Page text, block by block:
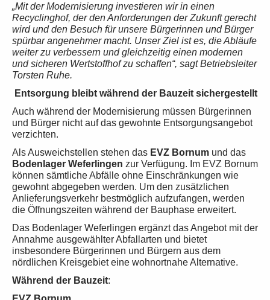
„Mit der Modernisierung investieren wir in einen
Recyclinghof, der den Anforderungen der Zukunft gerecht
wird und den Besuch für unsere Bürgerinnen und Bürger
spürbar angenehmer macht. Unser Ziel ist es, die Abläufe
weiter zu verbessern und gleichzeitig einen modernen
und sicheren Wertstoffhof zu schaffen“, sagt Betriebsleiter
Torsten Ruhe.
Entsorgung bleibt während der Bauzeit sichergestellt
Auch während der Modernisierung müssen Bürgerinnen
und Bürger nicht auf das gewohnte Entsorgungsangebot
verzichten.
Als Ausweichstellen stehen das EVZ Bornum und das
Bodenlager Weferlingen zur Verfügung. Im EVZ Bornum
können sämtliche Abfälle ohne Einschränkungen wie
gewohnt abgegeben werden. Um den zusätzlichen
Anlieferungsverkehr bestmöglich aufzufangen, werden
die Öffnungszeiten während der Bauphase erweitert.
Das Bodenlager Weferlingen ergänzt das Angebot mit der
Annahme ausgewählter Abfallarten und bietet
insbesondere Bürgerinnen und Bürgern aus dem
nördlichen Kreisgebiet eine wohnortnahe Alternative.
Während der Bauzeit: